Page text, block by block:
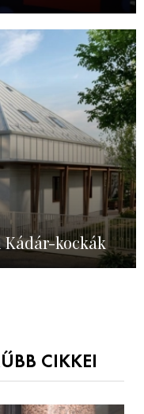
Kádár-kockák
CIKKEI